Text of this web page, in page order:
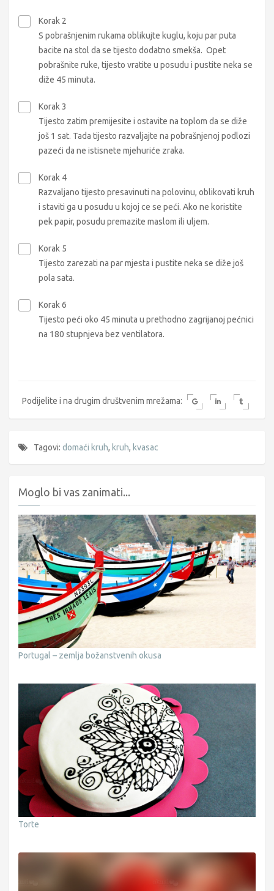
Korak 2
S pobrašnjenim rukama oblikujte kuglu, koju par puta
bacite na stol da se tijesto dodatno smekša. Opet
pobrašnite ruke, tijesto vratite u posudu i pustite neka se
diže 45 minuta.
Korak 3
Tijesto zatim premijesite i ostavite na toplom da se diže
još 1 sat. Tada tijesto razvaljajte na pobrašnjenoj podlozi
pazeći da ne istisnete mjehuriće zraka.
Korak 4
Razvaljano tijesto presavinuti na polovinu, oblikovati kruh
i staviti ga u posudu u kojoj ce se peći. Ako ne koristite
pek papir, posudu premazite maslom ili uljem.
Korak 5
Tijesto zarezati na par mjesta i pustite neka se diže još
pola sata.
Korak 6
Tijesto peći oko 45 minuta u prethodno zagrijanoj pećnici
na 180 stupnjeva bez ventilatora.
Podijelite i na drugim društvenim mrežama:
Tagovi: domaći kruh, kruh, kvasac
Moglo bi vas zanimati...
Portugal – zemlja božanstvenih okusa
Torte